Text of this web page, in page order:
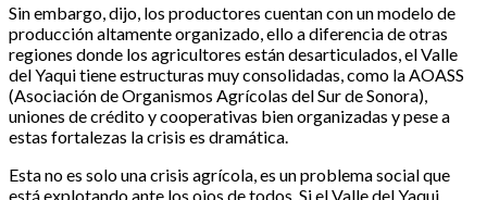
Sin embargo, dijo, los productores cuentan con un modelo de
producción altamente organizado, ello a diferencia de otras
regiones donde los agricultores están desarticulados, el Valle
del Yaqui tiene estructuras muy consolidadas, como la AOASS
(Asociación de Organismos Agrícolas del Sur de Sonora),
uniones de crédito y cooperativas bien organizadas y pese a
estas fortalezas la crisis es dramática.
Esta no es solo una crisis agrícola, es un problema social que
está explotando ante los ojos de todos. Si el Valle del Yaqui